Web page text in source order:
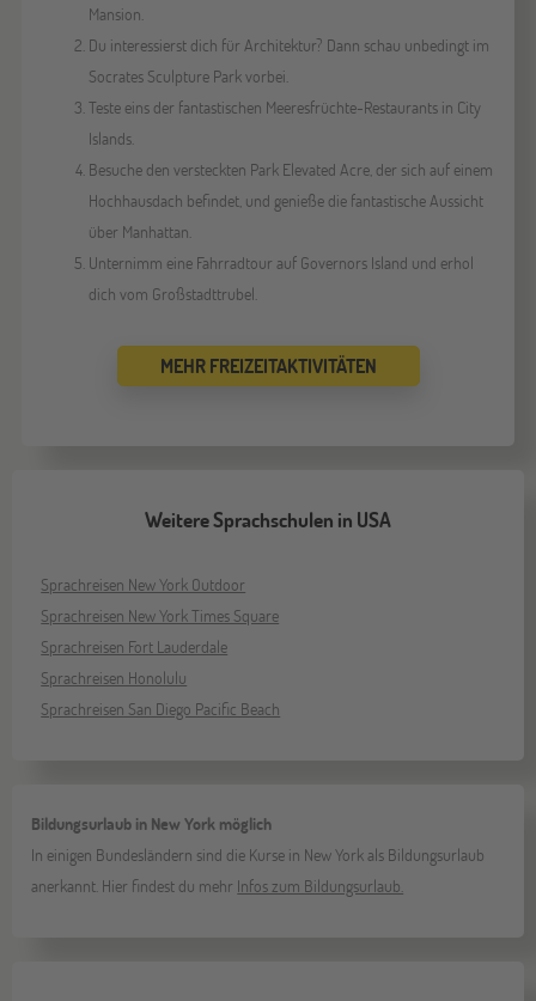
Mansion.
Du interessierst dich für Architektur? Dann schau unbedingt im
Socrates Sculpture Park vorbei.
Teste eins der fantastischen Meeresfrüchte-Restaurants in City
Islands.
Besuche den versteckten Park Elevated Acre, der sich auf einem
Hochhausdach befindet, und genieße die fantastische Aussicht
über Manhattan.
Unternimm eine Fahrradtour auf Governors Island und erhol
dich vom Großstadttrubel.
MEHR FREIZEITAKTIVITÄTEN
Weitere Sprachschulen in USA
Sprachreisen New York Outdoor
Sprachreisen New York Times Square
Sprachreisen Fort Lauderdale
Sprachreisen Honolulu
Sprachreisen San Diego Pacific Beach
Bildungsurlaub in New York möglich
In einigen Bundesländern sind die Kurse in New York als Bildungsurlaub
anerkannt. Hier findest du mehr Infos zum Bildungsurlaub.